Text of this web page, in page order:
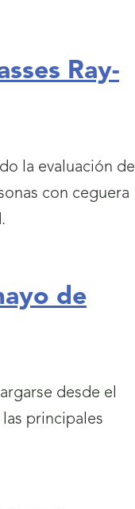
Ray-
la evaluación de
con ceguera
de
desde el
las principales